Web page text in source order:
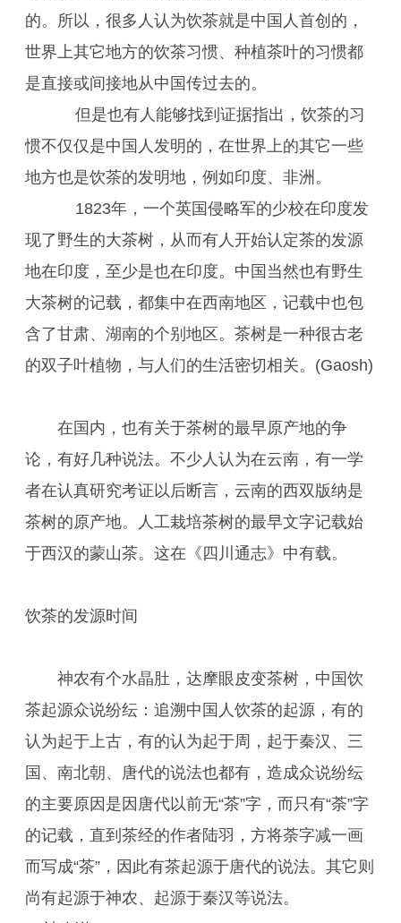
的。所以，很多人认为饮茶就是中国人首创的，
世界上其它地方的饮茶习惯、种植茶叶的习惯都
是直接或间接地从中国传过去的。
但是也有人能够找到证据指出，饮茶的习
惯不仅仅是中国人发明的，在世界上的其它一些
地方也是饮茶的发明地，例如印度、非洲。
1823年，一个英国侵略军的少校在印度发
现了野生的大茶树，从而有人开始认定茶的发源
地在印度，至少是也在印度。中国当然也有野生
大茶树的记载，都集中在西南地区，记载中也包
含了甘肃、湖南的个别地区。茶树是一种很古老
的双子叶植物，与人们的生活密切相关。(Gaosh)
在国内，也有关于茶树的最早原产地的争
论，有好几种说法。不少人认为在云南，有一学
者在认真研究考证以后断言，云南的西双版纳是
茶树的原产地。人工栽培茶树的最早文字记载始
于西汉的蒙山茶。这在《四川通志》中有载。
饮茶的发源时间
神农有个水晶肚，达摩眼皮变茶树，中国饮
茶起源众说纷纭：追溯中国人饮茶的起源，有的
认为起于上古，有的认为起于周，起于秦汉、三
国、南北朝、唐代的说法也都有，造成众说纷纭
的主要原因是因唐代以前无“茶”字，而只有“荼”字
的记载，直到茶经的作者陆羽，方将荼字减一画
而写成“茶”，因此有茶起源于唐代的说法。其它则
尚有起源于神农、起源于秦汉等说法。